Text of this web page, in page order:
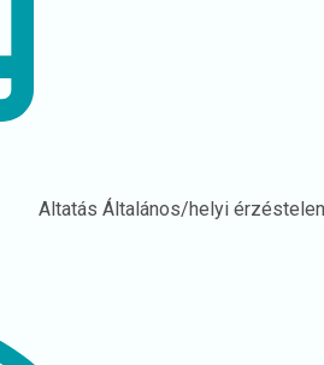
Altatás Általános/helyi